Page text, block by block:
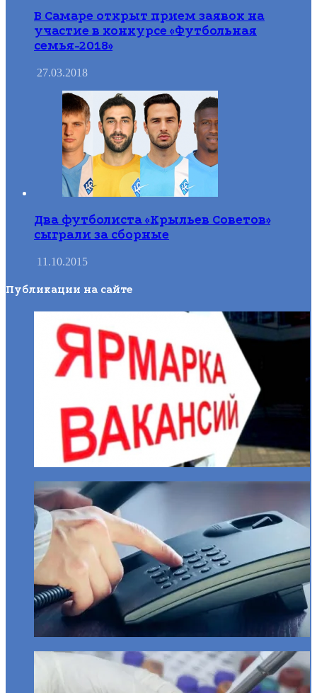
В Самаре открыт прием заявок на
участие в конкурсе «Футбольная
семья-2018»
27.03.2018
Два футболиста «Крыльев Советов»
сыграли за сборные
11.10.2015
Публикации на сайте